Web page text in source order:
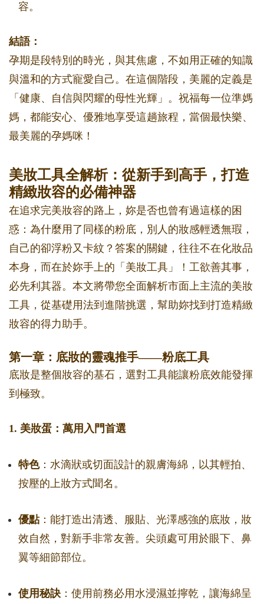
容。
結語：
孕期是段特別的時光，與其焦慮，不如用正確的知識
與溫和的方式寵愛自己。在這個階段，美麗的定義是
「健康、自信與閃耀的母性光輝」。祝福每一位準媽
媽，都能安心、優雅地享受這趟旅程，當個最快樂、
最美麗的孕媽咪！
美妝工具全解析：從新手到高手，打造
精緻妝容的必備神器
在追求完美妝容的路上，妳是否也曾有過這樣的困
惑：為什麼用了同樣的粉底，別人的妝感輕透無瑕，
自己的卻浮粉又卡紋？答案的關鍵，往往不在化妝品
本身，而在於妳手上的「美妝工具」！工欲善其事，
必先利其器。本文將帶您全面解析市面上主流的美妝
工具，從基礎用法到進階挑選，幫助妳找到打造精緻
妝容的得力助手。
第一章：底妝的靈魂推手——粉底工具
底妝是整個妝容的基石，選對工具能讓粉底效能發揮
到極致。
1. 美妝蛋：萬用入門首選
特色：水滴狀或切面設計的親膚海綿，以其輕拍、
按壓的上妝方式聞名。
優點：能打造出清透、服貼、光澤感強的底妝，妝
效自然，對新手非常友善。尖頭處可用於眼下、鼻
翼等細節部位。
使用秘訣 ：使用前務必用水浸濕並擰乾，讓海綿呈